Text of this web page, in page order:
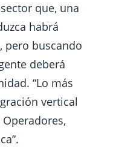
que, una
habrá
pero buscando
deberá
“Lo más
vertical